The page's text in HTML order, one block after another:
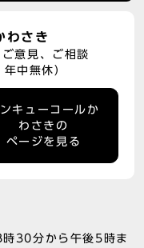
わさき
意見、ご相談
中無休）
キューコールか
わさきの
ページを見る
時30分から午後5時ま